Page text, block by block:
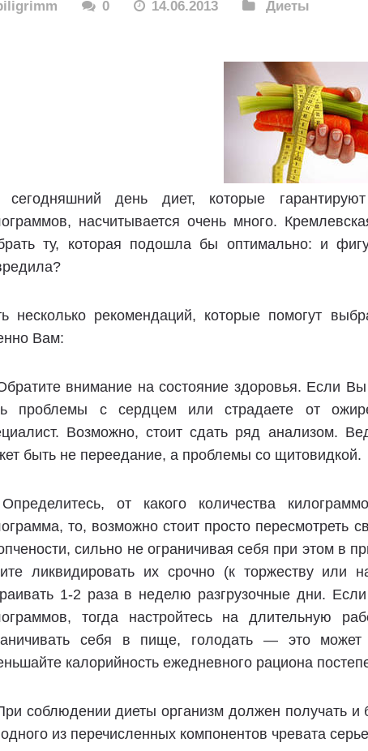
0 14.06.2013 Диеты
день диет, которые
насчитывается очень много.
ту, которая подошла бы оптимально: и
несколько рекомендаций, которые помогут
Вам:
внимание на состояние здоровья. Если
проблемы с сердцем или страдаете от
Возможно, стоит сдать ряд анализом.
быть не переедание, а проблемы со щитовидкой.
от какого количества
то, возможно стоит просто пересмотреть
сильно не ограничивая себя при этом в
ликвидировать их срочно (к торжеству или
1-2 раза в неделю разгрузочные дни.
тогда настройтесь на длительную
себя в пище, голодать — это
калорийность ежедневного рациона
соблюдении диеты организм должен получать и
из перечисленных компонентов чревата